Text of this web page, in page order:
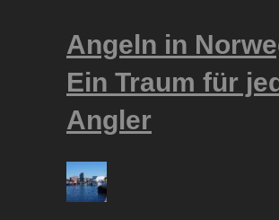
Angeln in
Ein Traum für
Angler